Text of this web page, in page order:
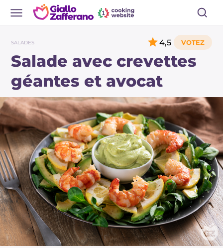
SALADES
Salade avec crevettes
géantes et avocat
4,5